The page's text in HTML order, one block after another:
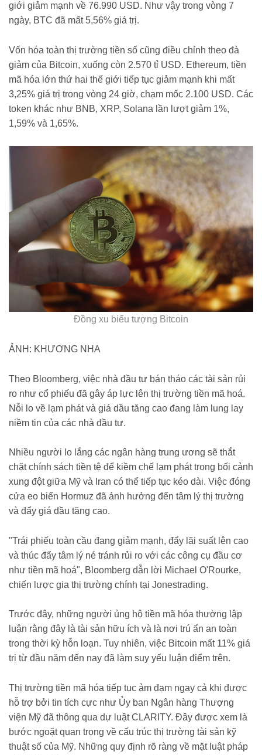
giới giảm mạnh về 76.990 USD. Như vậy trong vòng 7
ngày, BTC đã mất 5,56% giá trị.
Vốn hóa toàn thị trường tiền số cũng điều chỉnh theo đà
giảm của Bitcoin, xuống còn 2.570 tỉ USD. Ethereum, tiền
mã hóa lớn thứ hai thế giới tiếp tục giảm mạnh khi mất
3,25% giá trị trong vòng 24 giờ, chạm mốc 2.100 USD. Các
token khác như BNB, XRP, Solana lần lượt giảm 1%,
1,59% và 1,65%.
Đồng xu biểu tượng Bitcoin
ẢNH: KHƯƠNG NHA
Theo Bloomberg, việc nhà đầu tư bán tháo các tài sản rủi
ro như cổ phiếu đã gây áp lực lên thị trường tiền mã hoá.
Nỗi lo về lạm phát và giá dầu tăng cao đang làm lung lay
niềm tin của các nhà đầu tư.
Nhiều người lo lắng các ngân hàng trung ương sẽ thắt
chặt chính sách tiền tệ để kiềm chế lạm phát trong bối cảnh
xung đột giữa Mỹ và Iran có thể tiếp tục kéo dài. Việc đóng
cửa eo biển Hormuz đã ảnh hưởng đến tâm lý thị trường
và đẩy giá dầu tăng cao.
"Trái phiếu toàn cầu đang giảm mạnh, đẩy lãi suất lên cao
và thúc đẩy tâm lý né tránh rủi ro với các công cụ đầu cơ
như tiền mã hoá", Bloomberg dẫn lời Michael O'Rourke,
chiến lược gia thị trường chính tại Jonestrading.
Trước đây, những người ủng hộ tiền mã hóa thường lập
luận rằng đây là tài sản hữu ích và là nơi trú ẩn an toàn
trong thời kỳ hỗn loạn. Tuy nhiên, việc Bitcoin mất 11% giá
trị từ đầu năm đến nay đã làm suy yếu luận điểm trên.
Thị trường tiền mã hóa tiếp tục ảm đạm ngay cả khi được
hỗ trợ bởi tin tích cực như Ủy ban Ngân hàng Thượng
viện Mỹ đã thông qua dự luật CLARITY. Đây được xem là
bước ngoặt quan trọng về cấu trúc thị trường tài sản kỹ
thuật số của Mỹ. Những quy định rõ ràng về mặt luật pháp